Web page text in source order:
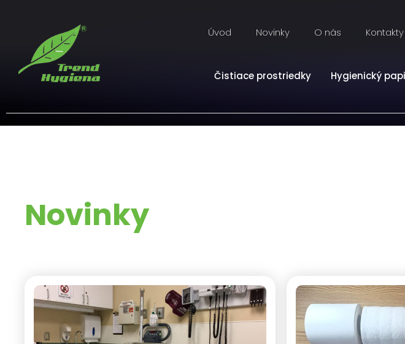
Úvod Novinky O nás Kontakty
Čistiace prostriedky Hygienický
Novinky